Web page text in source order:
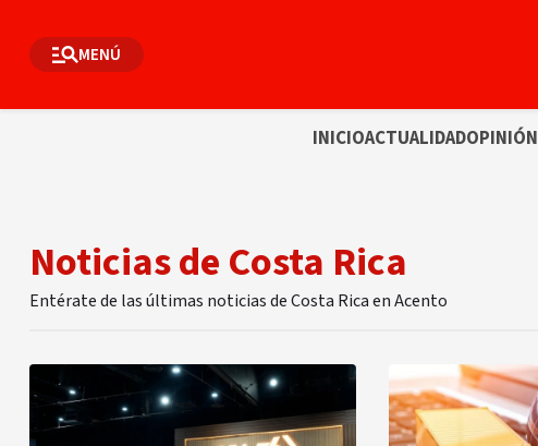
MENÚ
INICIOACTUALIDADOPINIÓN
Noticias de Costa Rica
Entérate de las últimas noticias de Costa Rica en Acento